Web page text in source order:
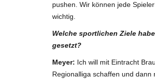
pushen. Wir können jede
wichtig.
Welche sportlichen Ziele
gesetzt?
Meyer: Ich will mit Eintracht
Regionalliga schaffen und